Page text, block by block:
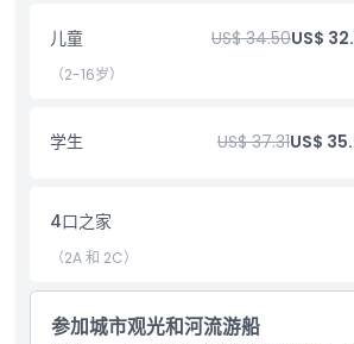
亮点
接车时间 送车时间
排除项
儿童 US$ 34.50US$
（2-16岁）
学生 US$ 37.31US$
4口之家
（2A 和 2C）
参加城市观光和河流游船